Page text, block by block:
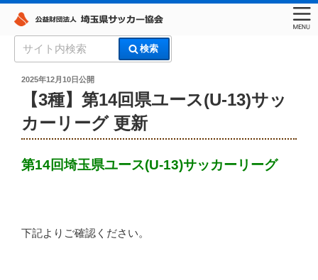
索:
検索
埼玉県サッカー協会
投
2025年12月10日公開
【3種】第14回県ユース(U-13)サッ
カーリーグ 更新
第14回埼玉県ユース(U-13)サッカーリーグ
下記よりご確認ください。